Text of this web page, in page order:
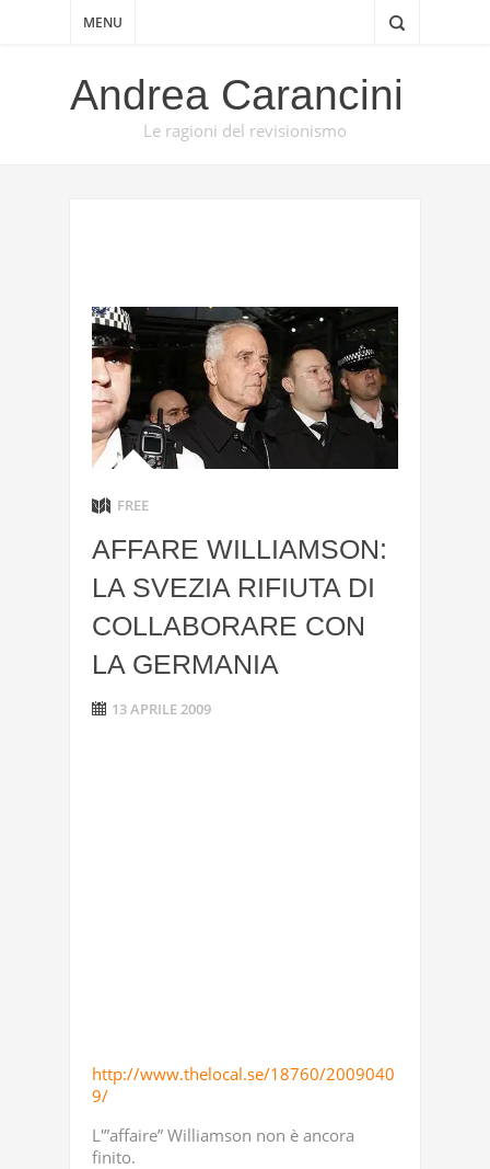
MENU
Andrea Carancini
Le ragioni del revisionismo
FREE
AFFARE WILLIAMSON:
LA SVEZIA RIFIUTA DI
COLLABORARE CON
LA GERMANIA
13 APRILE 2009
http://www.thelocal.se/18760/2009040
9/
L'”affaire” Williamson non è ancora
finito.